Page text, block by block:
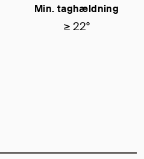
Min. taghældning
≥ 22°